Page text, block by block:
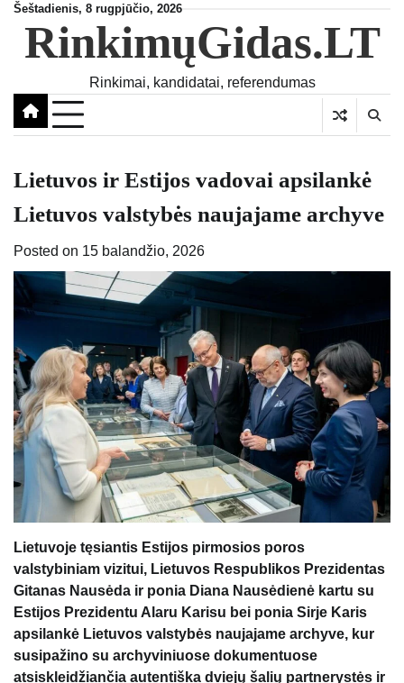
Skip
content
Šeštadienis, 8 rugpjūčio, 2026
RinkimųGidas.LT
Rinkimai, kandidatai, referendumas
Lietuvos ir Estijos vadovai apsilankė
Lietuvos valstybės naujajame archyve
Posted on 15 balandžio, 2026
Lietuvoje tęsiantis Estijos pirmosios poros
valstybiniam vizitui, Lietuvos Respublikos Prezidentas
Gitanas Nausėda ir ponia Diana Nausėdienė kartu su
Estijos Prezidentu Alaru Karisu bei ponia Sirje Karis
apsilankė Lietuvos valstybės naujajame archyve, kur
susipažino su archyviniuose dokumentuose
atsiskleidžiančia autentiška dviejų šalių partnerystės ir